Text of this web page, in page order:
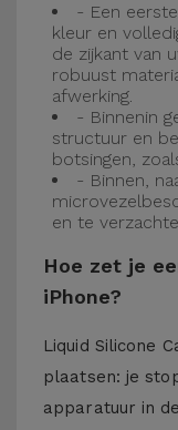
- Een
kleur en
de zijkant van
robuust
afwerking.
- Binnenin
structuur en
botsingen,
- Binnen,
en te
Hoe zet je
iPhone?
Liquid Silicone
plaatsen: je
apparatuur in